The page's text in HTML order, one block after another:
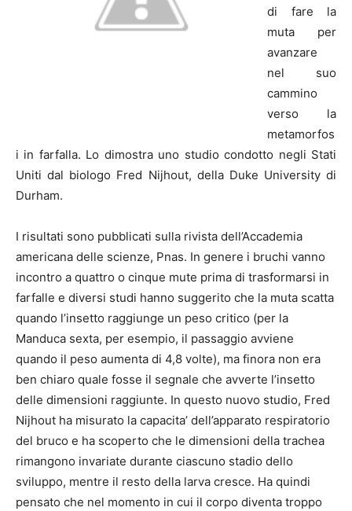
di fare la
muta per
avanzare
nel suo
cammino
verso la
metamorfos
i in farfalla. Lo dimostra uno studio condotto negli Stati
Uniti dal biologo Fred Nijhout, della Duke University di
Durham.
I risultati sono pubblicati sulla rivista dell’Accademia
americana delle scienze, Pnas. In genere i bruchi vanno
incontro a quattro o cinque mute prima di trasformarsi in
farfalle e diversi studi hanno suggerito che la muta scatta
quando l’insetto raggiunge un peso critico (per la
Manduca sexta, per esempio, il passaggio avviene
quando il peso aumenta di 4,8 volte), ma finora non era
ben chiaro quale fosse il segnale che avverte l’insetto
delle dimensioni raggiunte. In questo nuovo studio, Fred
Nijhout ha misurato la capacita’ dell’apparato respiratorio
del bruco e ha scoperto che le dimensioni della trachea
rimangono invariate durante ciascuno stadio dello
sviluppo, mentre il resto della larva cresce. Ha quindi
pensato che nel momento in cui il corpo diventa troppo